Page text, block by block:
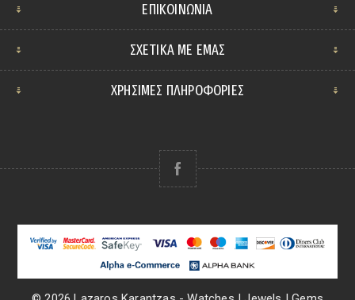
ΕΠΙΚΟΙΝΩΝΊΑ
ΣΧΕΤΙΚΆ ΜΕ ΕΜΆΣ
ΧΡΗΣΙΜΕΣ ΠΛΗΡΟΦΟΡΙΕΣ